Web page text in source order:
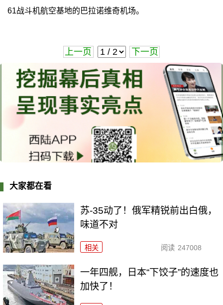
61战斗机航空基地的巴拉诺维奇机场。
上一页 下一页
大家都在看
苏-35动了！俄军精锐前出白俄，
味道不对
相关 阅读 247008
一年四舰，日本“下饺子”的速度也
加快了！